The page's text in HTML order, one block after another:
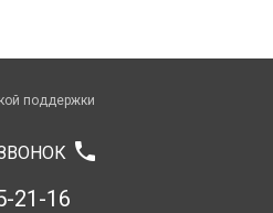
поддержки
phone
21-16